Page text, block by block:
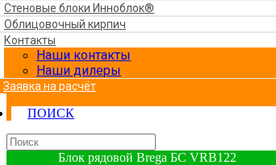
Стеновые блоки Инноблок®
Облицовочный кирпич
Контакты
Наши контакты
Наши дилеры
Заявка на расчёт
ПОИСК
Блок рядовой Brega БС VRB122